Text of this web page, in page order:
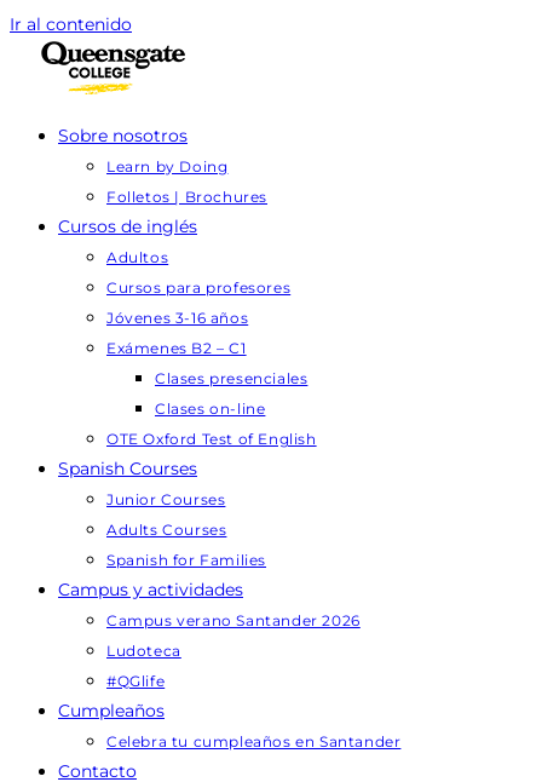
Ir al contenido
Sobre nosotros
Learn by Doing
Folletos | Brochures
Cursos de inglés
Adultos
Cursos para profesores
Jóvenes 3-16 años
Exámenes B2 – C1
Clases presenciales
Clases on-line
OTE Oxford Test of English
Spanish Courses
Junior Courses
Adults Courses
Spanish for Families
Campus y actividades
Campus verano Santander 2026
Ludoteca
#QGlife
Cumpleaños
Celebra tu cumpleaños en Santander
Contacto